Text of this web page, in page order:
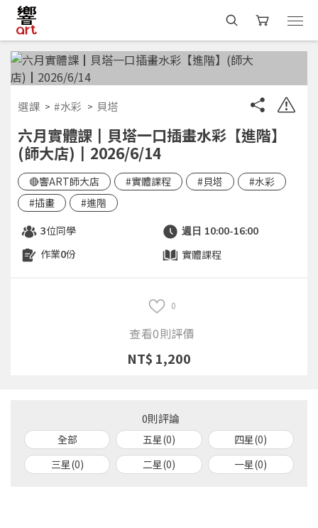
選課 #水彩 貝塔
六月實體課┃貝塔一口插畫水彩【進階】
(師大店)┃2026/6/14
🔴響ART師大店 #實體課程 #貝塔
#水彩
#插畫
#進階
3位同學 週日 10:00-16:00
作業0份 實體課程
0
查看0則評價
NT$ 1,200
0則評論
全部 五星(0)
四星(0)
三星(0)
二星(0) 一星(0)